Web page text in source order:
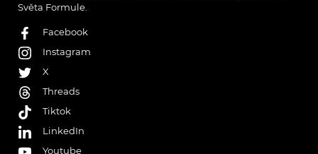
Světa Formule.
Facebook
Instagram
X
Threads
Tiktok
LinkedIn
Youtube